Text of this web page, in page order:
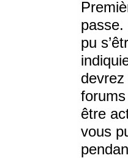
passe.
pu
être
vous